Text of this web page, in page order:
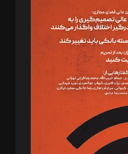
سروش کرمیان،